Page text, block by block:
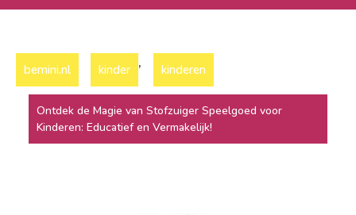
bemini.nl kinder , kinderen
Ontdek de Magie van Stofzuiger Speelgoed voor
Kinderen: Educatief en Vermakelijk!